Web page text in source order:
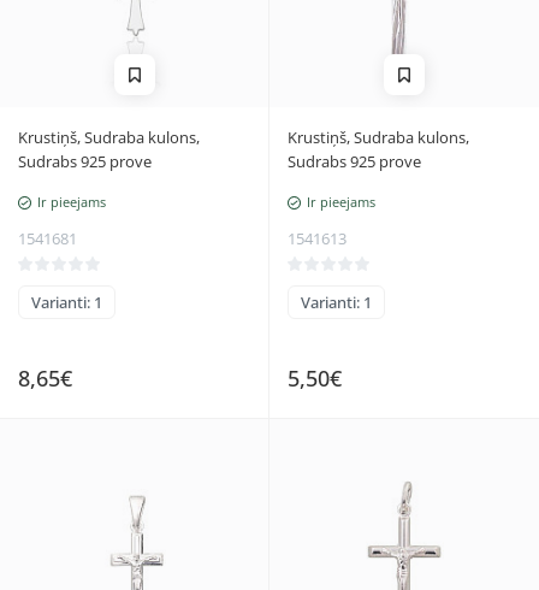
Krustiņš, Sudraba kulons,
Sudrabs 925 prove
Ir pieejams
1541681
Varianti: 1
8,65€
Krustiņš, Sudraba kulons,
Sudrabs 925 prove
Ir pieejams
1541613
Varianti: 1
5,50€